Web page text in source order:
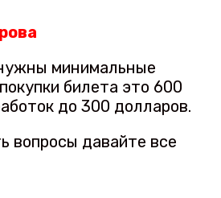
минимальные
билета это 600
до 300 долларов.
вопросы давайте все